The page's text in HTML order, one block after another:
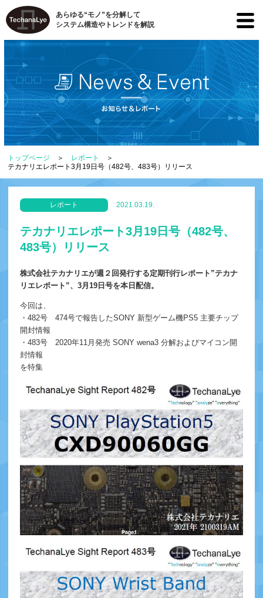
あらゆる“モノ”を分解して
システム構造やトレンドを解説
トップページ
レポート
テカナリエレポート3月19日号（482号、483号）リリース
テカナリエレポート3月19日号（482号、
483号）リリース
レポート 2021.03.19.
株式会社テカナリエが週２回発行する定期刊行レポート”テカナ
リエレポート”、3月19日号を本日配信。
今回は、
・482号 474号で報告したSONY 新型ゲーム機PS5 主要チップ
開封情報
・483号 2020年11月発売 SONY wena3 分解およびマイコン開
封情報
を特集